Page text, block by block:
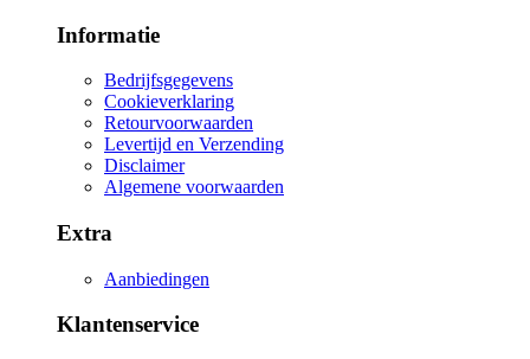
Informatie
Bedrijfsgegevens
Cookieverklaring
Retourvoorwaarden
Levertijd en Verzending
Disclaimer
Algemene voorwaarden
Extra
Aanbiedingen
Klantenservice